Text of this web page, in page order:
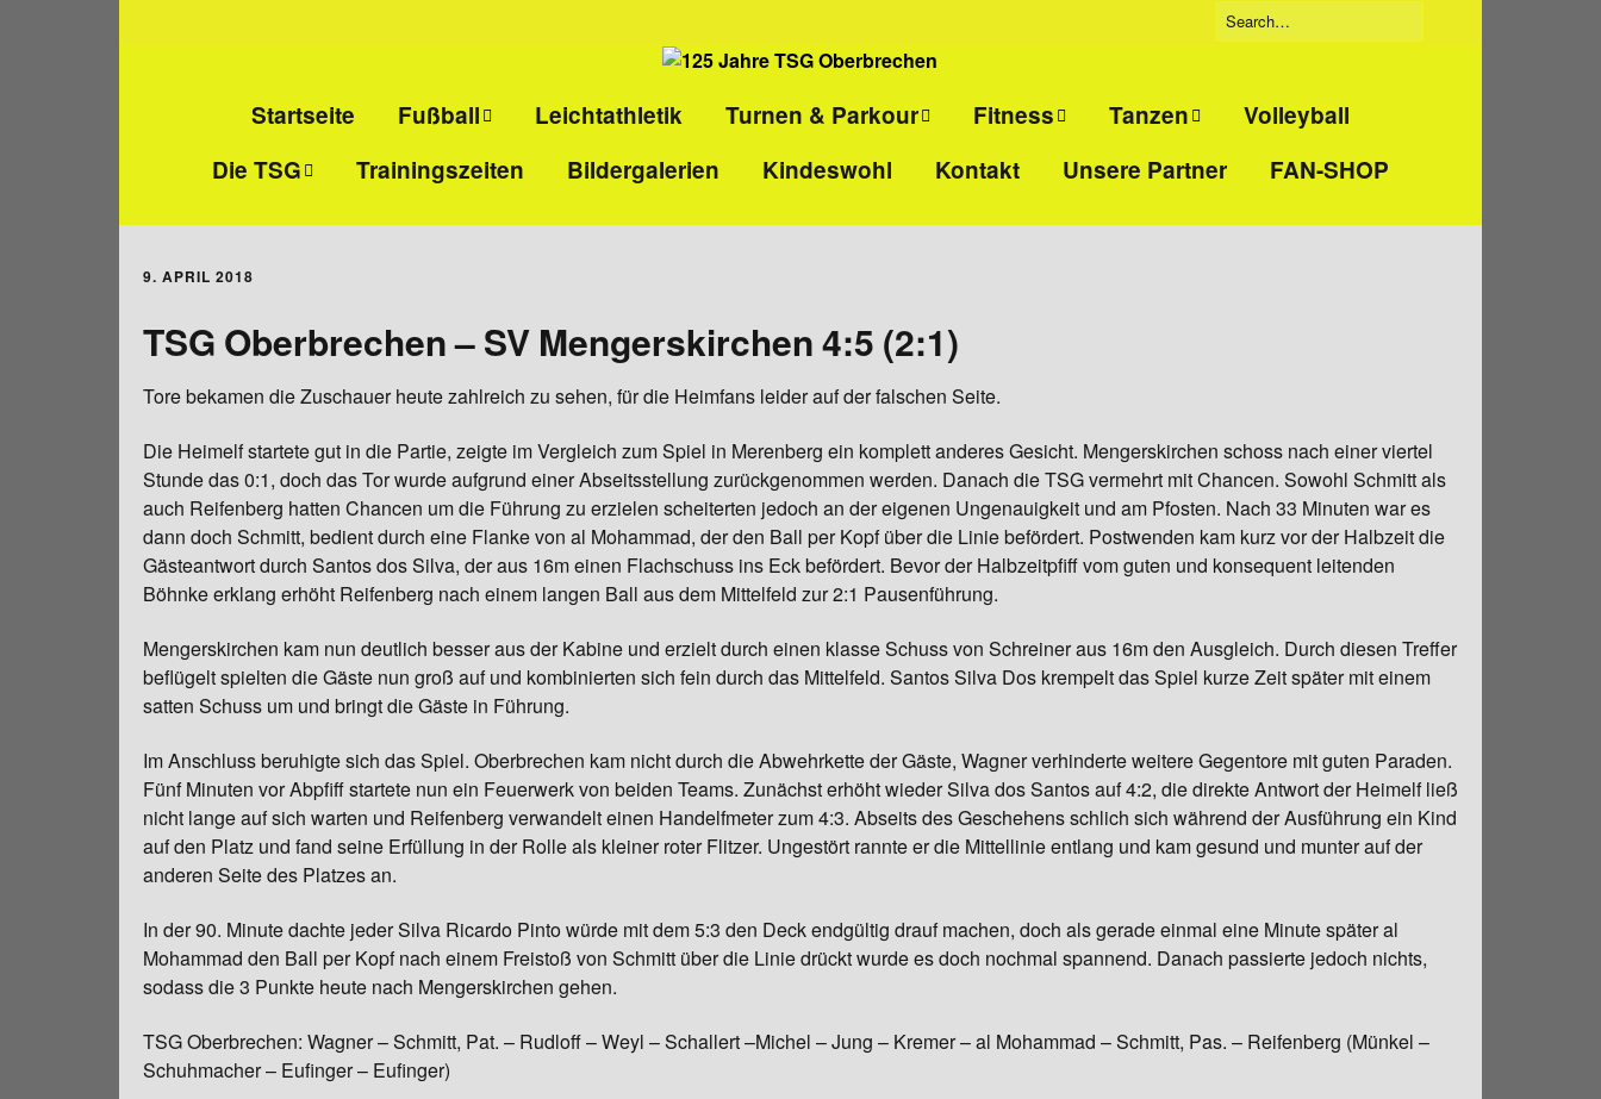
Startseite Fußball
Senioren-Fußball
Leichtathletik Turnen & Parkour
Eltern-Kind-Turnen
Fitness
Kinder-
Rücken- und
Ganzkörpertraining
Gymnastik
Tanzen
Tanzgruppe
Volleyball
Die TSG
Wir über uns
Abteilungs- und
Vereinsheim
Sportanlage
Chronik
Trainingszeiten Bildergalerien Kindeswohl Kontakt Unsere Partner FAN-SHOP
9. APRIL 2018
TSG Oberbrechen – SV Mengerskirchen 4:5 (2:1)
Tore bekamen die Zuschauer heute zahlreich zu sehen, für die Heimfans leider auf der falschen Seite.
Die Heimelf startete gut in die Partie, zeigte im Vergleich zum Spiel in Merenberg ein komplett anderes Gesicht. Mengerskirchen schoss nach einer viertel
Stunde das 0:1, doch das Tor wurde aufgrund einer Abseitsstellung zurückgenommen werden. Danach die TSG vermehrt mit Chancen. Sowohl Schmitt als
auch Reifenberg hatten Chancen um die Führung zu erzielen scheiterten jedoch an der eigenen Ungenauigkeit und am Pfosten. Nach 33 Minuten war es
dann doch Schmitt, bedient durch eine Flanke von al Mohammad, der den Ball per Kopf über die Linie befördert. Postwenden kam kurz vor der Halbzeit die
Gästeantwort durch Santos dos Silva, der aus 16m einen Flachschuss ins Eck befördert. Bevor der Halbzeitpfiff vom guten und konsequent leitenden
Böhnke erklang erhöht Reifenberg nach einem langen Ball aus dem Mittelfeld zur 2:1 Pausenführung.
Mengerskirchen kam nun deutlich besser aus der Kabine und erzielt durch einen klasse Schuss von Schreiner aus 16m den Ausgleich. Durch diesen Treffer
beflügelt spielten die Gäste nun groß auf und kombinierten sich fein durch das Mittelfeld. Santos Silva Dos krempelt das Spiel kurze Zeit später mit einem
satten Schuss um und bringt die Gäste in Führung.
Im Anschluss beruhigte sich das Spiel. Oberbrechen kam nicht durch die Abwehrkette der Gäste, Wagner verhinderte weitere Gegentore mit guten Paraden.
Fünf Minuten vor Abpfiff startete nun ein Feuerwerk von beiden Teams. Zunächst erhöht wieder Silva dos Santos auf 4:2, die direkte Antwort der Heimelf ließ
nicht lange auf sich warten und Reifenberg verwandelt einen Handelfmeter zum 4:3. Abseits des Geschehens schlich sich während der Ausführung ein Kind
auf den Platz und fand seine Erfüllung in der Rolle als kleiner roter Flitzer. Ungestört rannte er die Mittellinie entlang und kam gesund und munter auf der
anderen Seite des Platzes an.
In der 90. Minute dachte jeder Silva Ricardo Pinto würde mit dem 5:3 den Deck endgültig drauf machen, doch als gerade einmal eine Minute später al
Mohammad den Ball per Kopf nach einem Freistoß von Schmitt über die Linie drückt wurde es doch nochmal spannend. Danach passierte jedoch nichts,
sodass die 3 Punkte heute nach Mengerskirchen gehen.
TSG Oberbrechen: Wagner – Schmitt, Pat. – Rudloff – Weyl – Schallert –Michel – Jung – Kremer – al Mohammad – Schmitt, Pas. – Reifenberg (Münkel –
Schuhmacher – Eufinger – Eufinger)